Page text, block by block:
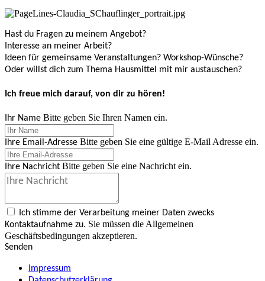
Hast du Fragen zu meinem Angebot?
Interesse an meiner Arbeit?
Ideen für gemeinsame Veranstaltungen? Workshop-Wünsche?
Oder willst dich zum Thema Hausmittel mit mir austauschen?
Ich freue mich darauf, von dir zu hören!
Ihr Name Bitte geben Sie Ihren Namen ein.
Ihre Email-Adresse Bitte geben Sie eine gültige E-Mail Adresse ein.
Ihre Nachricht Bitte geben Sie eine Nachricht ein.
Ich stimme der Verarbeitung meiner Daten zwecks
Kontaktaufnahme zu. Sie müssen die Allgemeinen
Geschäftsbedingungen akzeptieren.
Senden
Impressum